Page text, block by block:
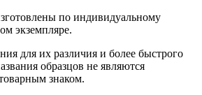
по индивидуальному
экземпляре.
для их различия и более быстрого
образцов не являются
знаком.